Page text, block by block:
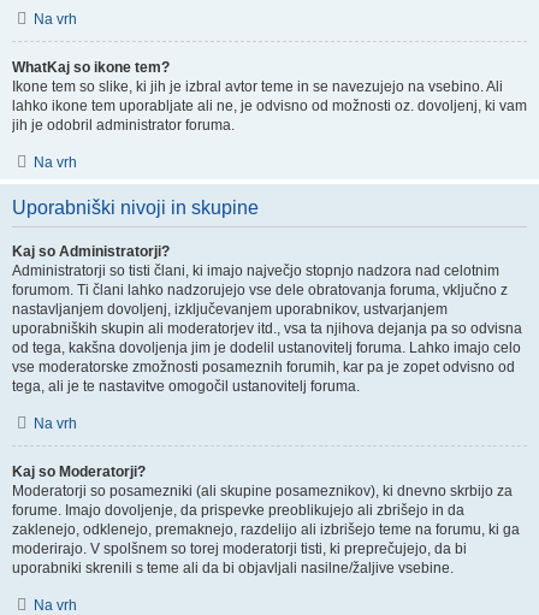
Na vrh
WhatKaj so ikone tem?
Ikone tem so slike, ki jih je izbral avtor teme in se navezujejo na vsebino. Ali
lahko ikone tem uporabljate ali ne, je odvisno od možnosti oz. dovoljenj, ki vam
jih je odobril administrator foruma.
Na vrh
Uporabniški nivoji in skupine
Kaj so Administratorji?
Administratorji so tisti člani, ki imajo največjo stopnjo nadzora nad celotnim
forumom. Ti člani lahko nadzorujejo vse dele obratovanja foruma, vključno z
nastavljanjem dovoljenj, izključevanjem uporabnikov, ustvarjanjem
uporabniških skupin ali moderatorjev itd., vsa ta njihova dejanja pa so odvisna
od tega, kakšna dovoljenja jim je dodelil ustanovitelj foruma. Lahko imajo celo
vse moderatorske zmožnosti posameznih forumih, kar pa je zopet odvisno od
tega, ali je te nastavitve omogočil ustanovitelj foruma.
Na vrh
Kaj so Moderatorji?
Moderatorji so posamezniki (ali skupine posameznikov), ki dnevno skrbijo za
forume. Imajo dovoljenje, da prispevke preoblikujejo ali zbrišejo in da
zaklenejo, odklenejo, premaknejo, razdelijo ali izbrišejo teme na forumu, ki ga
moderirajo. V spolšnem so torej moderatorji tisti, ki preprečujejo, da bi
uporabniki skrenili s teme ali da bi objavljali nasilne/žaljive vsebine.
Na vrh